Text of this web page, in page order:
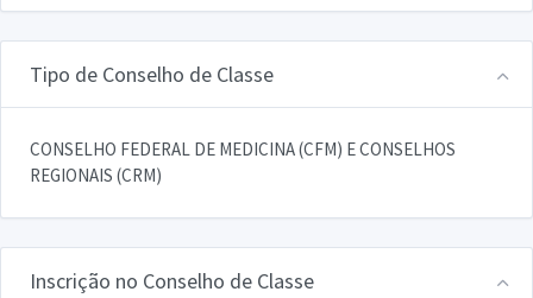
Tipo de Conselho de Classe
CONSELHO FEDERAL DE MEDICINA (CFM) E CONSELHOS
REGIONAIS (CRM)
Inscrição no Conselho de Classe